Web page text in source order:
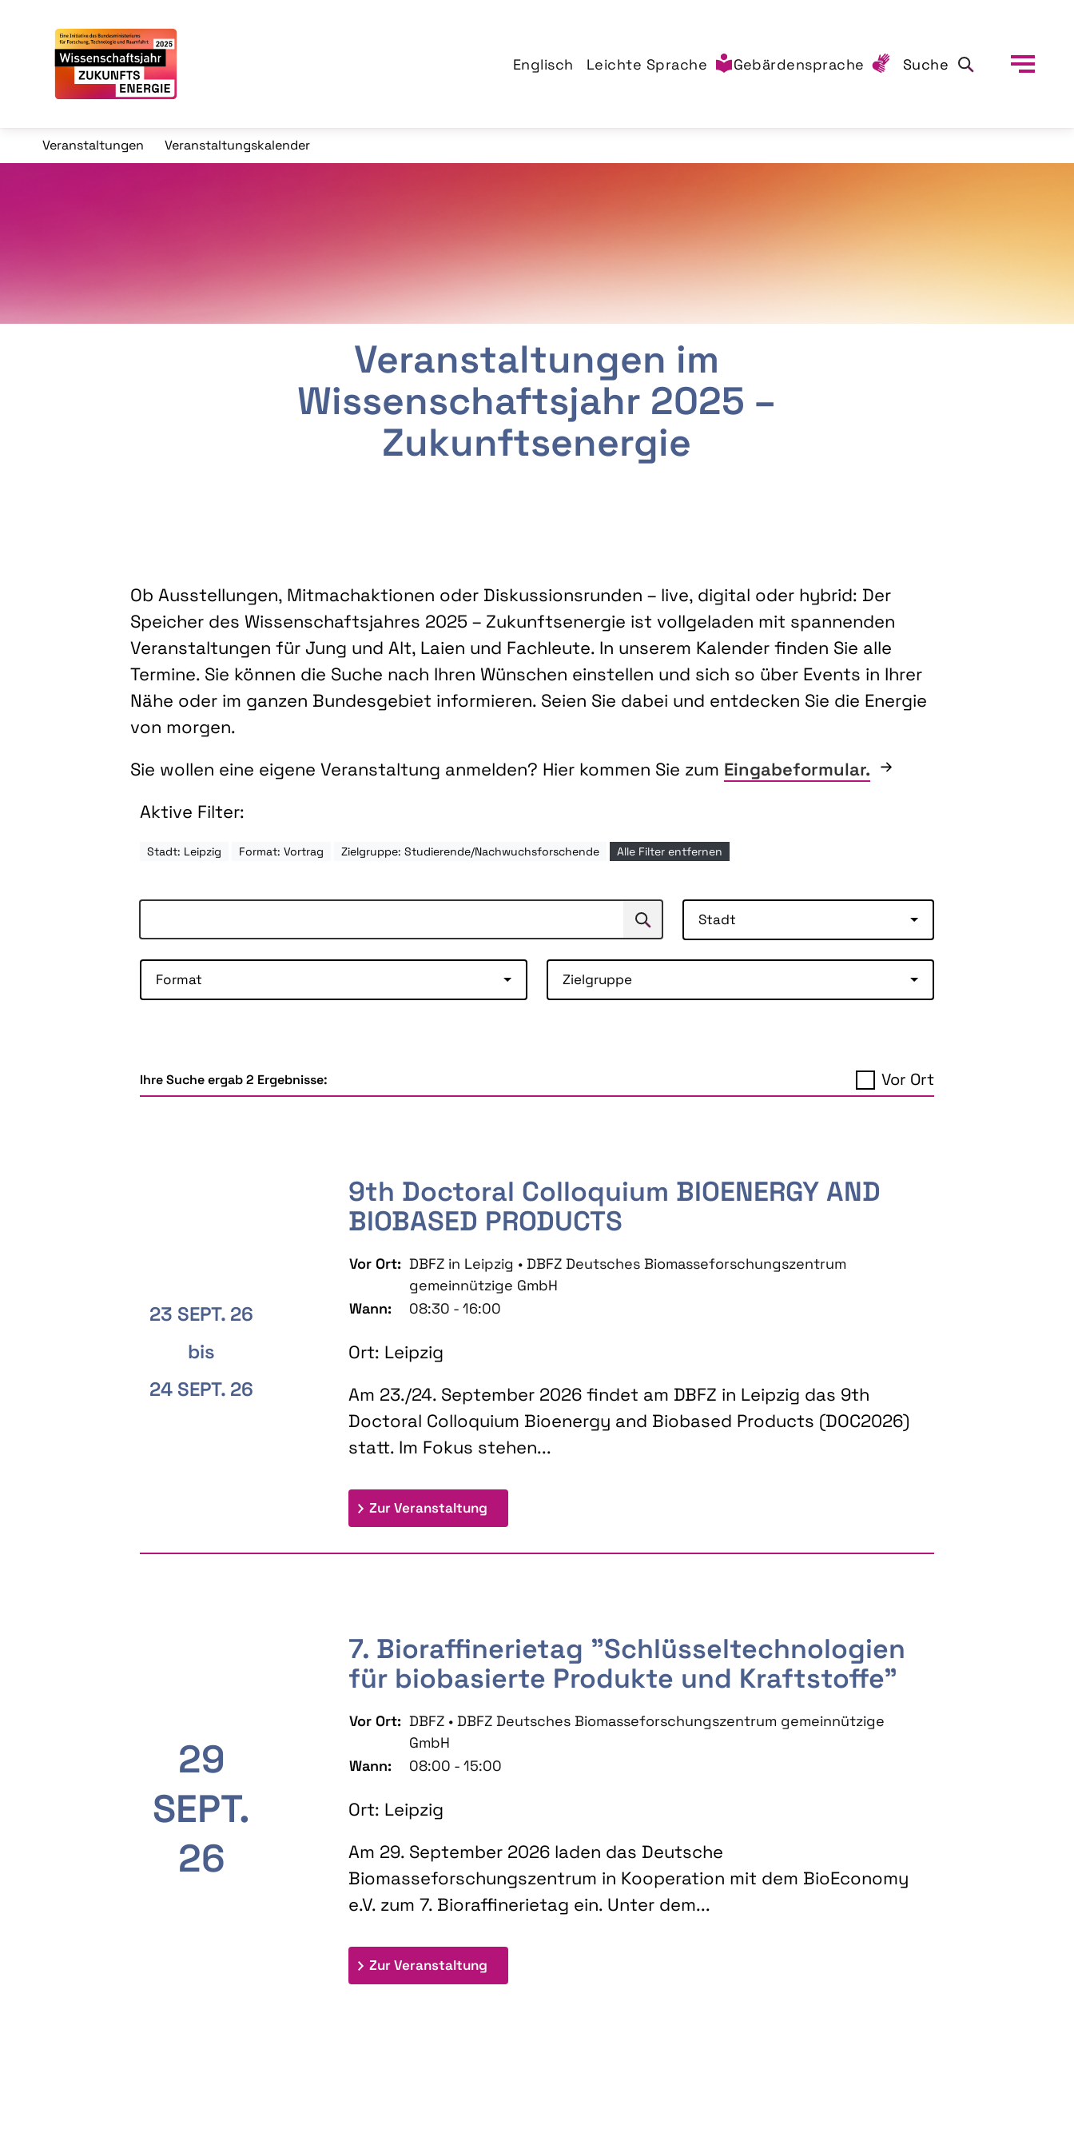
Englisch Leichte Sprache Gebärdensprache Suche
Veranstaltungen Veranstaltungskalender
Veranstaltungen im
Wissenschaftsjahr 2025 –
Zukunftsenergie
Ob Ausstellungen, Mitmachaktionen oder Diskussionsrunden – live, digital oder hybrid: Der
Speicher des Wissenschaftsjahres 2025 – Zukunftsenergie ist vollgeladen mit spannenden
Veranstaltungen für Jung und Alt, Laien und Fachleute. In unserem Kalender finden Sie alle
Termine. Sie können die Suche nach Ihren Wünschen einstellen und sich so über Events in Ihrer
Nähe oder im ganzen Bundesgebiet informieren. Seien Sie dabei und entdecken Sie die Energie
von morgen.
Sie wollen eine eigene Veranstaltung anmelden? Hier kommen Sie zum Eingabeformular.
Aktive Filter:
Stadt: Leipzig Format: Vortrag Zielgruppe: Studierende/Nachwuchsforschende Alle Filter entfernen
Suchen Stadt
Format Zielgruppe
Ihre Suche ergab 2 Ergebnisse: Vor Ort
23 SEPT. 26
bis
24 SEPT. 26
9th Doctoral Colloquium BIOENERGY AND
BIOBASED PRODUCTS
Vor Ort: DBFZ in Leipzig • DBFZ Deutsches Biomasseforschungszentrum
gemeinnützige GmbH
Wann:
08:30 - 16:00
Ort: Leipzig
Am 23./24. September 2026 findet am DBFZ in Leipzig das 9th
Doctoral Colloquium Bioenergy and Biobased Products (DOC2026)
statt. Im Fokus stehen...
Zur Veranstaltung: 9th Doctoral Colloquium BIOENERGY AND BIOBASED PRODUCTS
29
SEPT.
26
7. Bioraffinerietag "Schlüsseltechnologien
für biobasierte Produkte und Kraftstoffe"
Vor Ort: DBFZ • DBFZ Deutsches Biomasseforschungszentrum gemeinnützige
GmbH
Wann:
08:00 - 15:00
Ort: Leipzig
Am 29. September 2026 laden das Deutsche
Biomasseforschungszentrum in Kooperation mit dem BioEconomy
e.V. zum 7. Bioraffinerietag ein. Unter dem...
Zur Veranstaltung: 7. Bioraffinerietag "Schlüsseltechnologien für biobasierte Produkte und Kraftstoffe"